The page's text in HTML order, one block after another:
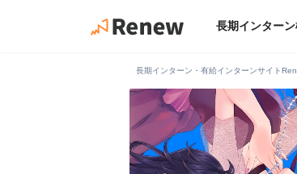
長期インター
長期インターン・有給インターンサイト